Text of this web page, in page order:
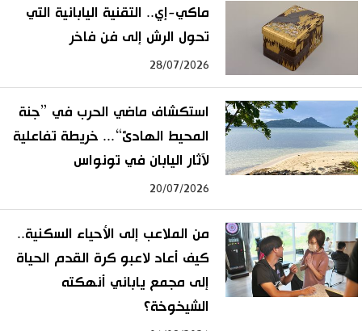
ماكي-إي.. التقنية اليابانية التي
تحول الرش إلى فن فاخر
28/07/2026
استكشاف ماضي الحرب في ”جنة
المحيط الهادئ“... خريطة تفاعلية
لآثار اليابان في تونواس
20/07/2026
من الملاعب إلى الأحياء السكنية..
كيف أعاد لاعبو كرة القدم الحياة
إلى مجمع ياباني أنهكته
الشيخوخة؟